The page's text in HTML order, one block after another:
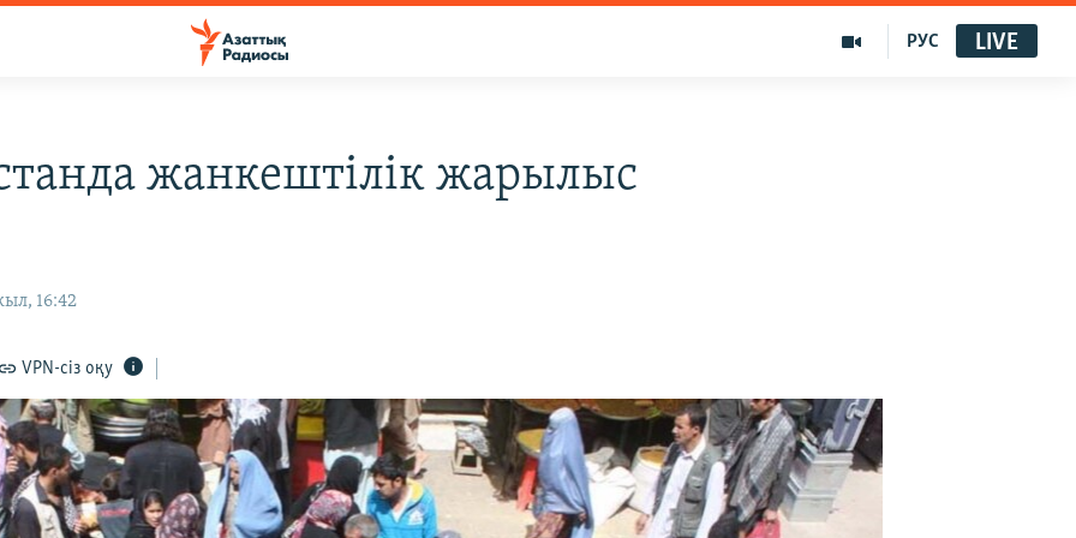
РУС LIVE
жанкештілік жарылыс
16:42
VPN-сіз оқу